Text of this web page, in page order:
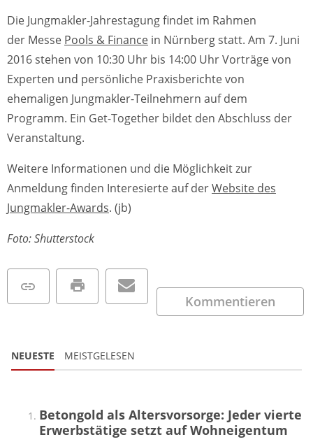
Die Jungmakler-Jahrestagung findet im Rahmen
der Messe Pools & Finance in Nürnberg statt. Am 7. Juni
2016 stehen von 10:30 Uhr bis 14:00 Uhr Vorträge von
Experten und persönliche Praxisberichte von
ehemaligen Jungmakler-Teilnehmern auf dem
Programm. Ein Get-Together bildet den Abschluss der
Veranstaltung.
Weitere Informationen und die Möglichkeit zur
Anmeldung finden Interesierte auf derWebsite des
Jungmakler-Awards. (jb)
Foto: Shutterstock
Kommentieren
NEUESTE MEISTGELESEN
Betongold als Altersvorsorge: Jeder vierte
Erwerbstätige setzt auf Wohneigentum